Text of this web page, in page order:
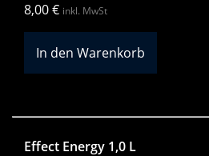
8,00€ inkl. MwSt
Effect Energy 1,0 L